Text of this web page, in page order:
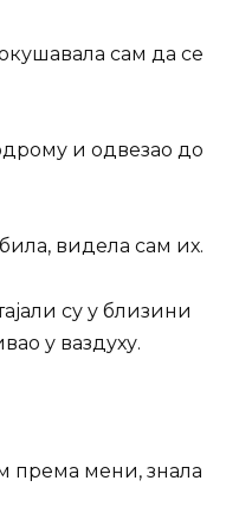
сам да се
и одвезао до
видела сам их.
су у близини
у ваздуху.
према мени, знала